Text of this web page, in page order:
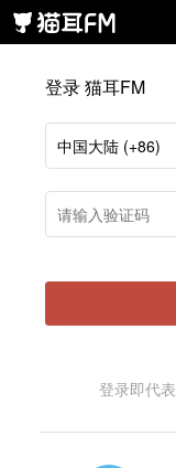
登录 猫耳FM
中国大陆 (+86)
登录即代